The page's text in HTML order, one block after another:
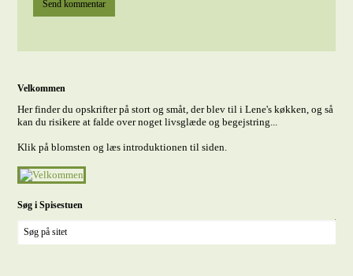
Velkommen
Her finder du opskrifter på stort og småt, der blev til i Lene's køkken, og så
kan du risikere at falde over noget livsglæde og begejstring...
Klik på blomsten og læs introduktionen til siden.
Søg i Spisestuen